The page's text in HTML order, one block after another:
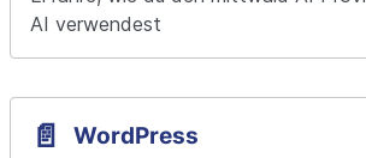
AI verwendest
📄️ WordPress